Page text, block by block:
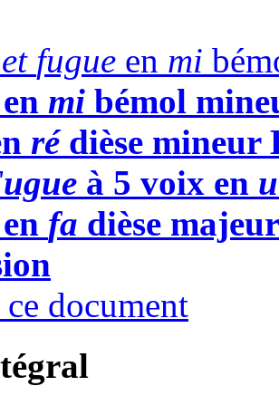
et fugue en mi
en mi bémol
rédièse mineur
à 5 voix en
en fa dièse
document